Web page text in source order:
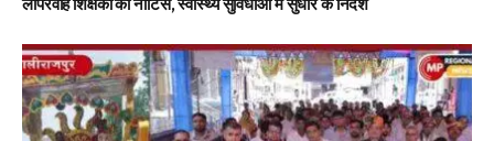
लापरवाह शिक्षकों को नोटिस, स्वास्थ्य सुविधाओं में सुधार के निर्देश